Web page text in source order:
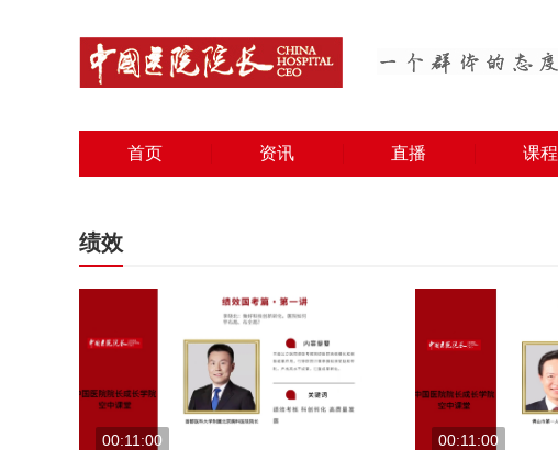
首页 资讯 直播 课程
绩效
00:11:00 00:11:00